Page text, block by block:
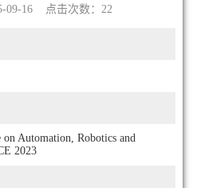
09-16 点击次数： 22
Automation, Robotics and
2023